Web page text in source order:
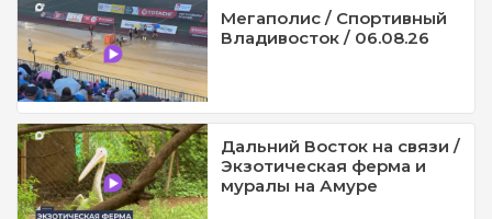
Мегаполис / Спортивный
Владивосток / 06.08.26
Дальний Восток на связи /
Экзотическая ферма и
муралы на Амуре